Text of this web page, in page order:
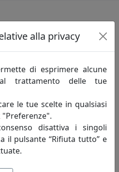
creatività-competitività: sono
che incarnano lo
mauro ferretti che da oltre
le evoluzioni del
ricerca di un costante
proposti e del servizio
pienamente le esigenze di
perfeziona un processo
alla privacy
di esprimere alcune
trattamento delle tue
le tue scelte in qualsiasi
disattiva i singoli
il pulsante “Rifiuta tutto” e